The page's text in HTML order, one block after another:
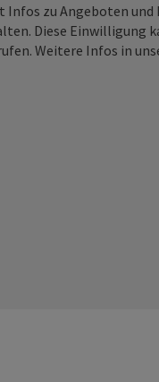
zu Angeboten und
Diese Einwilligung
Weitere Infos in